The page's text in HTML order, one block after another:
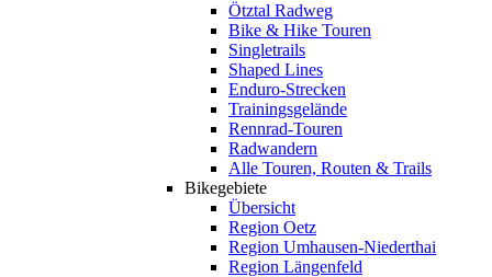
Ötztal Radweg
Bike & Hike Touren
Singletrails
Shaped Lines
Enduro-Strecken
Trainingsgelände
Rennrad-Touren
Radwandern
Alle Touren, Routen & Trails
Bikegebiete
Übersicht
Region Oetz
Region Umhausen-Niederthai
Region Längenfeld